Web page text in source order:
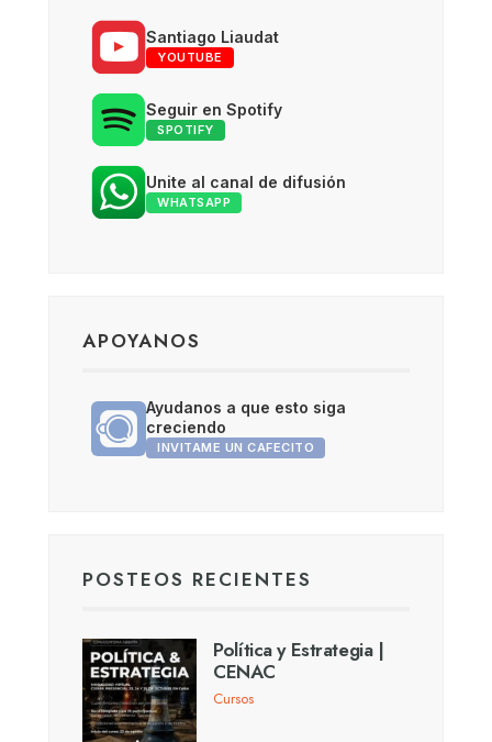
Santiago Liaudat
YOUTUBE
Seguir en Spotify
SPOTIFY
Unite al canal de difusión
WHATSAPP
APOYANOS
Ayudanos a que esto siga
creciendo
INVITAME UN CAFECITO
POSTEOS RECIENTES
Política y Estrategia |
CENAC
Cursos